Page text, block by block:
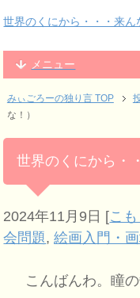
世界のくにから・・・来ん
メニュー
みぃごろーの独り言 TOP
な！）
世界のくにから・
2024年11月9日 [こ
会問題,絵画入門・
こんばんわ。瞳の